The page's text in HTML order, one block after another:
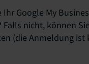
Ihr Google My
Falls nicht, können
(die Anmeldung ist